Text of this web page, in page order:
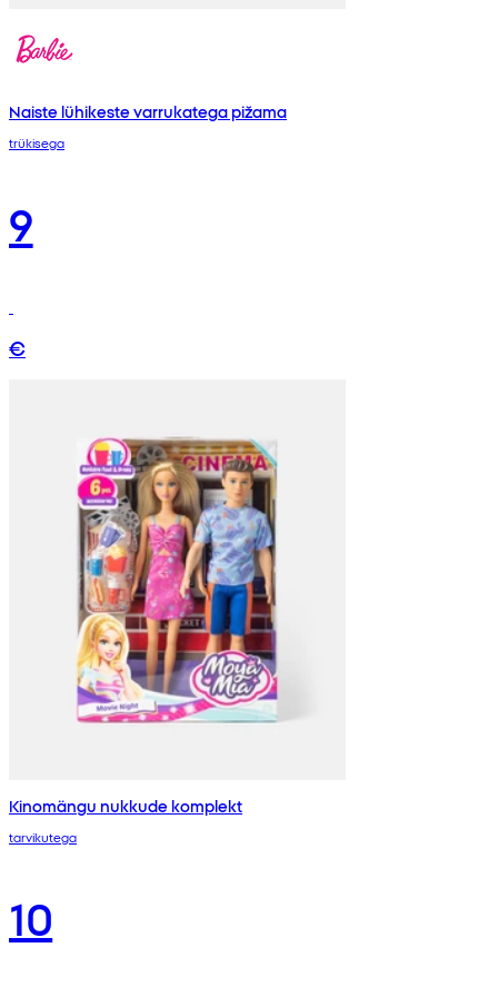
Naiste lühikeste varrukatega pižama
trükisega
9
€
Kinomängu nukkude komplekt
tarvikutega
10